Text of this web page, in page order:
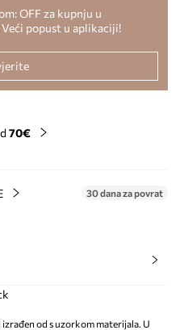
OFF za kupnju u
popust u aplikaciji!
70€
30 dana za povrat
od s uzorkom materijala. U